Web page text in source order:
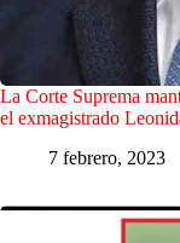
La Corte Suprema
el exmagistrado
7 febrero, 2023